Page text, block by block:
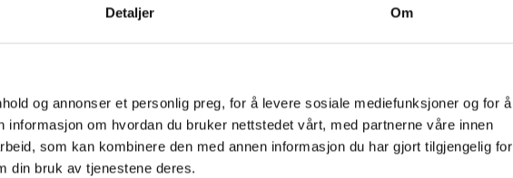
Detaljer Om
og annonser et personlig preg, for å levere sosiale mediefunksjoner og for å
om hvordan du bruker nettstedet vårt, med partnerne våre innen
som kan kombinere den med annen informasjon du har gjort tilgjengelig for
din bruk av tjenestene deres.
Våre tjenester
gamle anlegg og prosjekterer og leverer nye